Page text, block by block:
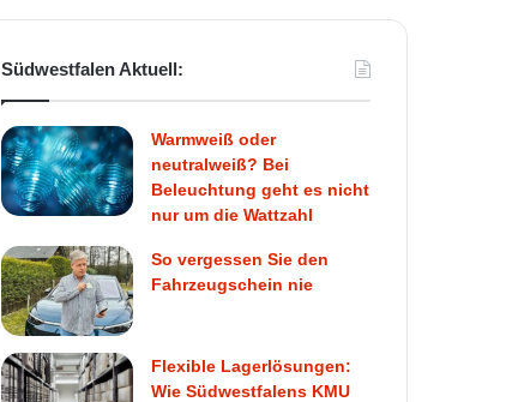
Südwestfalen Aktuell:
Warmweiß oder
neutralweiß? Bei
Beleuchtung geht es nicht
nur um die Wattzahl
So vergessen Sie den
Fahrzeugschein nie
Flexible Lagerlösungen:
Wie Südwestfalens KMU